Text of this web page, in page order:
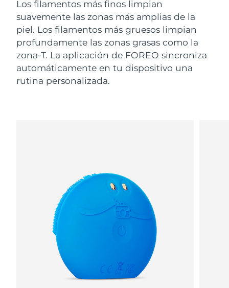
Los filamentos más finos limpian
suavemente las zonas más amplias de la
piel. Los filamentos más gruesos limpian
profundamente las zonas grasas como la
zona-T. La aplicación de FOREO sincroniza
automáticamente en tu dispositivo una
rutina personalizada.